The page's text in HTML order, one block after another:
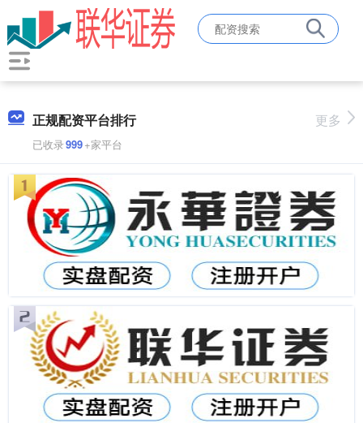
正规配资平台排行
已收录999+家平台
更多